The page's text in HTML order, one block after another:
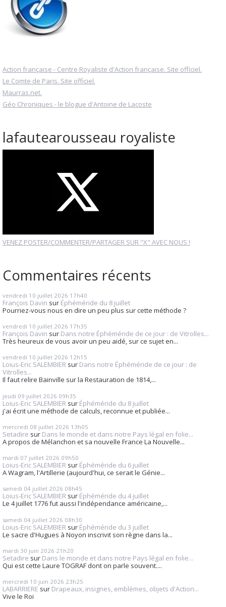
Action française - Centre Royaliste d'Action française. Site officiel.
Le Comte de Paris. Site officiel.
Maurras.net.
Géo Chroniques - le blogue d'Antoine de Lacoste
lafautearousseau royaliste
VENEZ POSTER/COMMENTER/PARTAGER SUR "X" AVEC NOUS !
Commentaires récents
vendredi 10 juillet 2026 17h40
François Davin sur Éphéméride du 8 juillet
Pourriez-vous nous en dire un peu plus sur cette méthode ?
vendredi 10 juillet 2026 17h35
François Davin sur Dans notre Éphéméride de ce jour : de Vitrolles...
Très heureux de vous avoir un peu aidé, sur ce sujet en...
vendredi 10 juillet 2026 12h15
Loius-Eric SALEMBIER sur Dans notre Éphéméride de ce jour : de
Vitrolles...
Il faut relire Bainville sur la Restauration de 1814,...
jeudi 09 juillet 2026 09h35
Loius-Eric SALEMBIER sur Éphéméride du 8 juillet
j'ai écrit une méthode de calculs, reconnue et publiée...
mercredi 08 juillet 2026 13h05
Setadire sur Dans le monde et dans notre Pays légal en folie...
A propos de Mélanchon et sa nouvelle France La Nouvelle...
mardi 07 juillet 2026 09h50
Loius-Eric SALEMBIER sur Éphéméride du 6 juillet
A Wagram, l'Artillerie (aujourd'hui, ce serait le Génie...
samedi 04 juillet 2026 08h45
Loius-Eric SALEMBIER sur Éphéméride du 4 juillet
Le 4 juillet 1776 fut aussi l'indépendance américaine,...
samedi 04 juillet 2026 08h30
Loius-Eric SALEMBIER sur Éphéméride du 3 juillet
Le sacre d'Hugues à Noyon inscrivit son règne dans la...
mardi 30 juin 2026 21h20
Setadire sur Dans le monde et dans notre Pays légal en folie...
Qui est cette Laure TOGRAF dont on parle souvent....
mercredi 10 juin 2026 23h25
LABARRIERE sur Drapeaux, insignes, emblèmes, objets d'Action...
Vive le Roi